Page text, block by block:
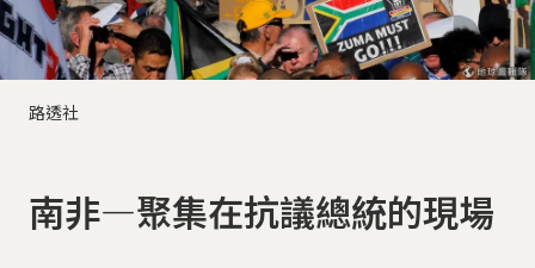
路透社
南非—聚集在抗議總統的現場